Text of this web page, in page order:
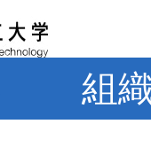
組